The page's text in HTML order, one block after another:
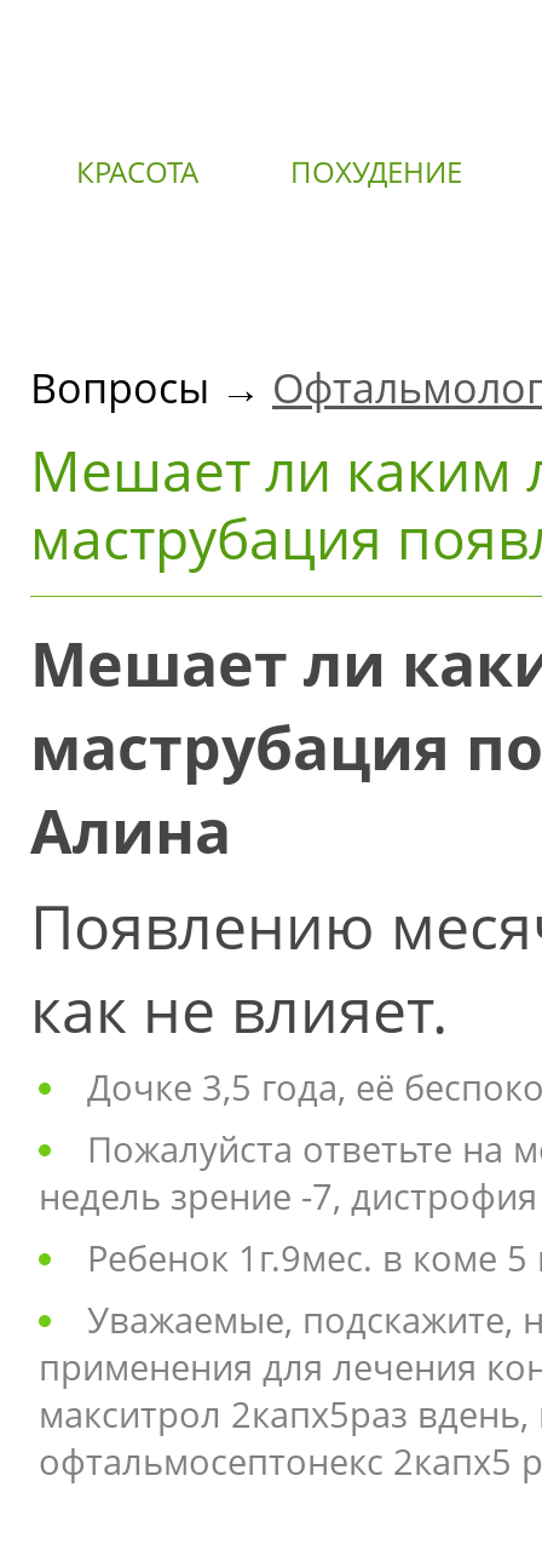
КРАСОТА ПОХУДЕНИЕ
Вопросы →
Мешает ли каким
маструбация
Мешает ли
маструбация
Алина
Появлению
как не влияет.
Дочке 3,5 года, её
Пожалуйста ответьте на
недель зрение -7,
Ребенок 1г.9мес. в коме
Уважаемые, подскажите,
применения для лечения
макситрол 2капх5раз
офтальмосептонекс 2капх5